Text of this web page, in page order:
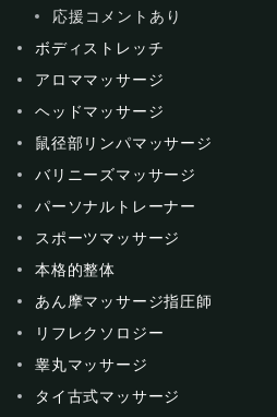
応援コメントあり
ボディストレッチ
アロママッサージ
ヘッドマッサージ
鼠径部リンパマッサージ
バリニーズマッサージ
パーソナルトレーナー
スポーツマッサージ
本格的整体
あん摩マッサージ指圧師
リフレクソロジー
睾丸マッサージ
タイ古式マッサージ